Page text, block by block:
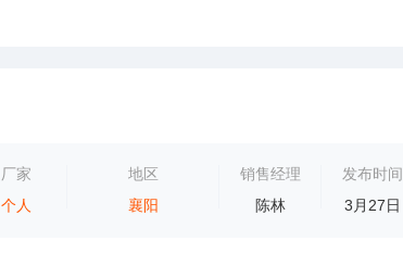
厂家
个人
地区
襄阳
销售经理
陈林
发布时间
3月27日